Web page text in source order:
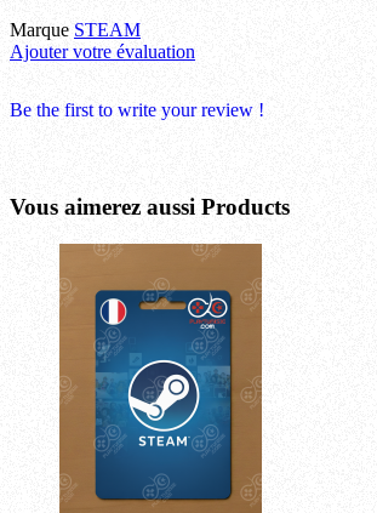
Marque STEAM
Ajouter votre évaluation
Be the first to write your review !
Vous aimerez aussi Products